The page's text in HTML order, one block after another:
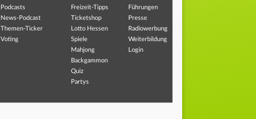
Podcasts
News-Podcast
Themen-Ticker
Voting
Freizeit-Tipps
Ticketshop
Lotto Hessen
Spiele
Mahjong
Backgammon
Quiz
Partys
Führungen
Presse
Radiowerbung
Weiterbildung
Login